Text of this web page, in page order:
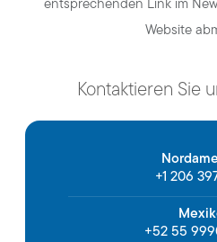
Website
Kontaktieren Sie
+1 206
+52 55